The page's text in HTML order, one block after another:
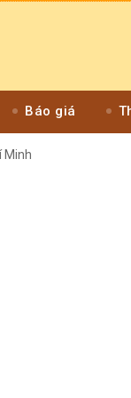
Báo giá
Minh